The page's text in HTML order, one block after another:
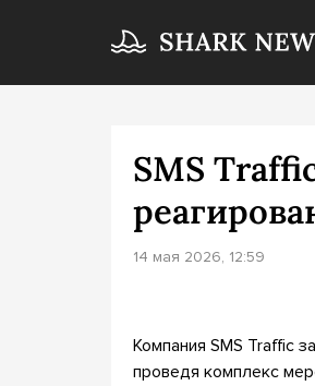
SMS
14 мая 2026, 12:59
Компания SMS Traffic
проведя комплекс